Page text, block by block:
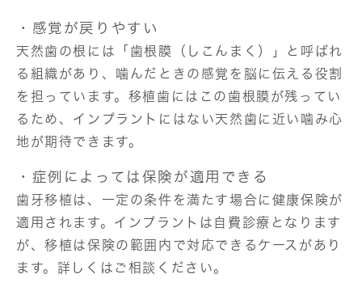
・感覚が戻りやすい
天然歯の根には「歯根膜（しこんまく）」と呼ばれ
る組織があり、噛んだときの感覚を脳に伝える役割
を担っています。移植歯にはこの歯根膜が残ってい
るため、インプラントにはない天然歯に近い噛み心
地が期待できます。
・症例によっては保険が適用できる
歯牙移植は、一定の条件を満たす場合に健康保険が
適用されます。インプラントは自費診療となります
が、移植は保険の範囲内で対応できるケースがあり
ます。詳しくはご相談ください。